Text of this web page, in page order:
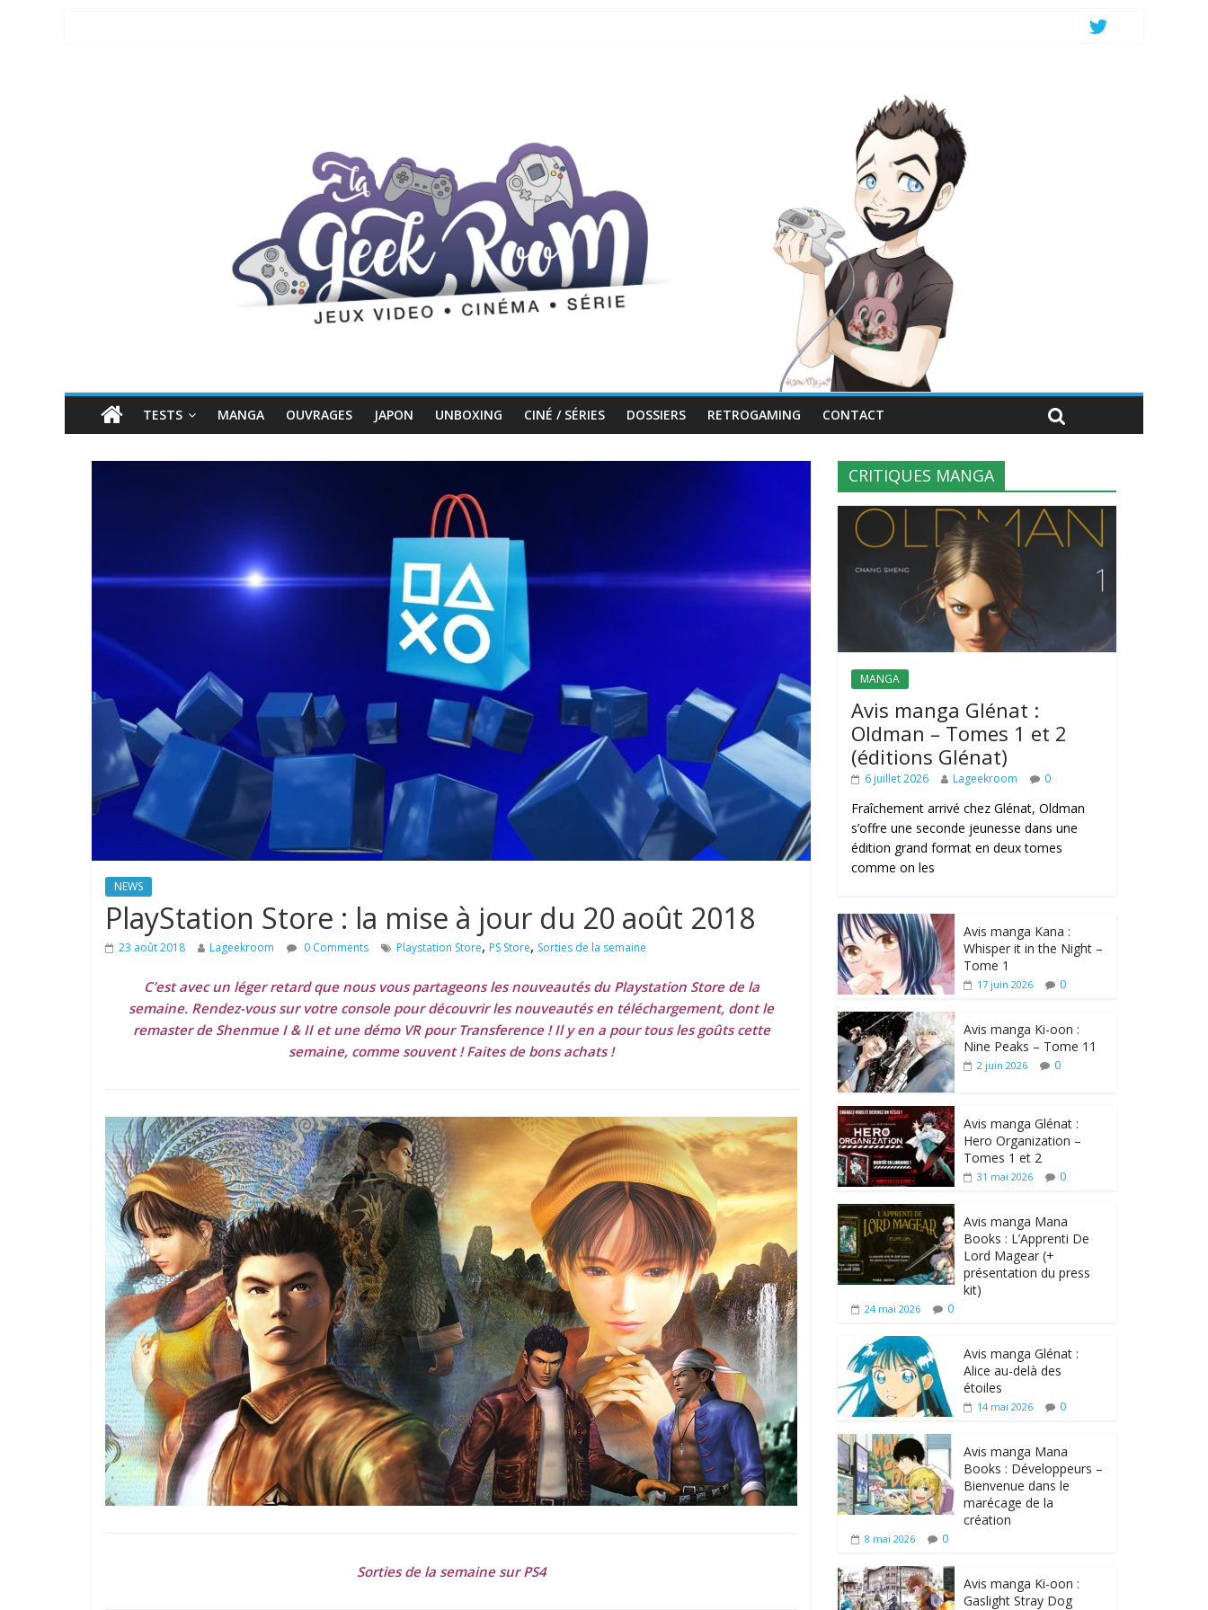
TESTS MANGA OUVRAGES JAPON UNBOXING CINÉ / SÉRIES DOSSIERS RETROGAMING CONTACT
NEWS
PlayStation Store : la mise à jour du 20 août 2018
23 août 2018 Lageekroom 0 Comments Playstation Store, PS Store, Sorties de la semaine
C’est avec un léger retard que nous vous partageons les nouveautés du Playstation Store de la
semaine. Rendez-vous sur votre console pour découvrir les nouveautés en téléchargement, dont le
remaster de Shenmue I & II et une démo VR pour Transference ! Il y en a pour tous les goûts cette
semaine, comme souvent ! Faites de bons achats !
Sorties de la semaine sur PS4
CRITIQUES MANGA
MANGA
Avis manga Glénat :
Oldman – Tomes 1 et 2
(éditions Glénat)
6 juillet 2026 Lageekroom 0
Fraîchement arrivé chez Glénat, Oldman
s’offre une seconde jeunesse dans une
édition grand format en deux tomes
comme on les
Avis manga Kana :
Whisper it in the Night –
Tome 1
17 juin 2026 0
Avis manga Ki-oon :
Nine Peaks – Tome 11
2 juin 2026 0
Avis manga Glénat :
Hero Organization –
Tomes 1 et 2
31 mai 2026 0
Avis manga Mana
Books : L’Apprenti De
Lord Magear (+
présentation du press
kit)
24 mai 2026 0
Avis manga Glénat :
Alice au-delà des
étoiles
14 mai 2026 0
Avis manga Mana
Books : Développeurs –
Bienvenue dans le
marécage de la
création
8 mai 2026 0
Avis manga Ki-oon :
Gaslight Stray Dog